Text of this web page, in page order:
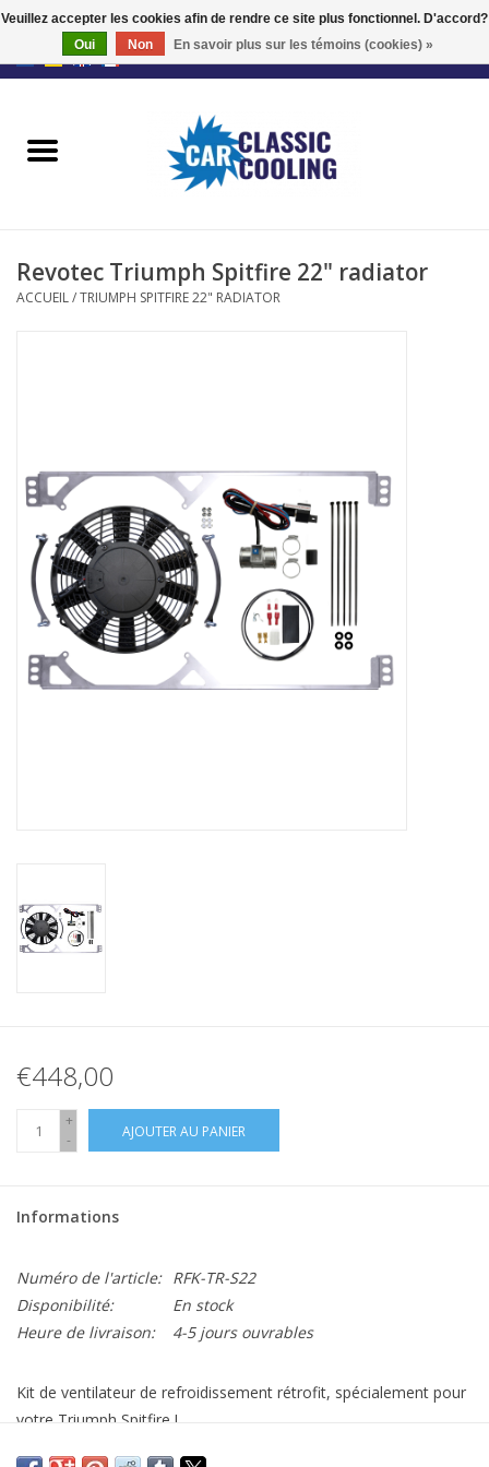
EUR/GBP 0 Articles - €0,00
Kits complets
Le régulateur
Revotec Triumph Spitfire 22" radiator
ACCUEIL/TRIUMPH SPITFIRE 22" RADIATOR
€448,00
+
-
AJOUTER AU PANIER
Informations
Numéro de l'article: RFK-TR-S22
Disponibilité:
En stock
Heure de livraison:
4-5 jours ouvrables
Kit de ventilateur de refroidissement rétrofit, spécialement pour
votre Triumph Spitfire !
Le kit comprend :
Veuillez accepter les cookies afin de rendre ce site plus fonctionnel. D'accord?
Oui
Non En savoir plus sur les témoins (cookies) »